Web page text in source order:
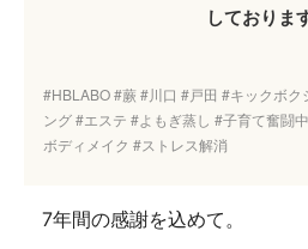
しておりま
#HBLABO #蕨 #川口 #戸田 #キックボ
ング #エステ #よもぎ蒸し #子育て奮闘
ボディメイク #ストレス解消
7年間の感謝を込めて。